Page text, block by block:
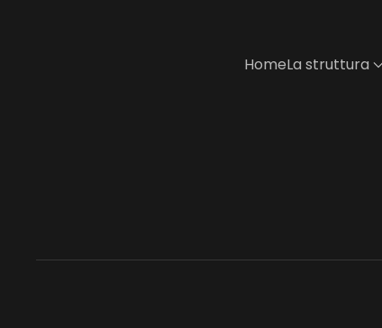
HomeLa struttura